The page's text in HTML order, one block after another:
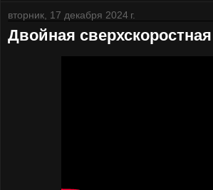
вторник, 17 декабря 2024 г.
Двойная